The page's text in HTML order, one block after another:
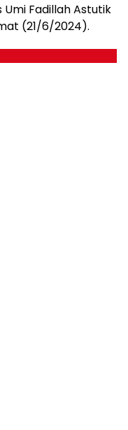
Fadillah Astutik
(21/6/2024).